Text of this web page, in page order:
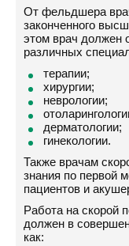
От фельдшера
законченного
этом врач должен
различных
терапии;
хирургии;
неврологии;
дерматологии;
гинекологии.
Также врачам
знания по первой
пациентов и
Работа на скорой
должен в
как: